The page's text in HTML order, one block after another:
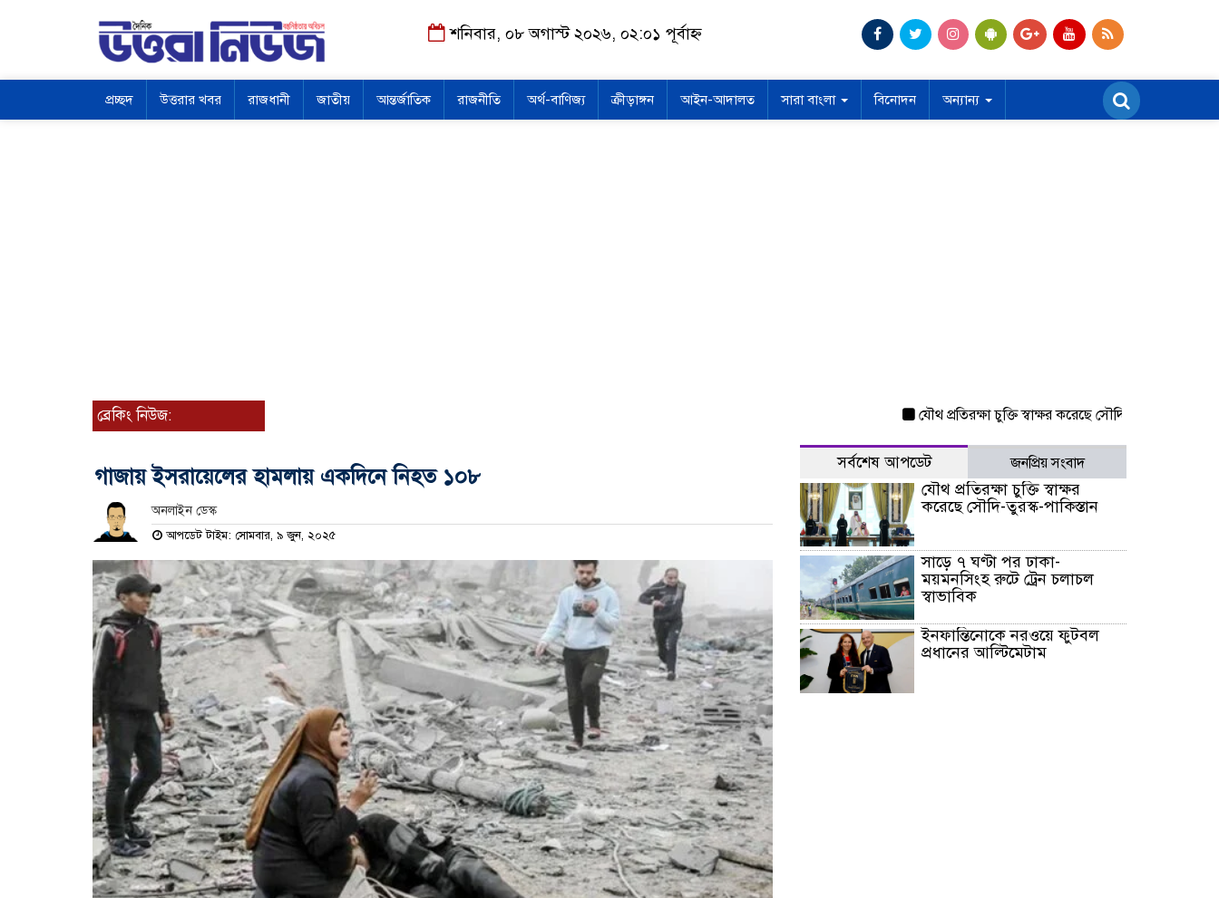
শনিবার, ০৮ অগাস্ট ২০২৬, ০২:০১ পূর্বাহ্ন
প্রচ্ছদ উত্তরার খবর রাজধানী জাতীয় আন্তর্জাতিক রাজনীতি অর্থ-বাণিজ্য ক্রীড়াঙ্গন আইন-আদালত সারা বাংলা বিনোদন অন্যান্য
ব্রেকিং নিউজ: যৌথ প্রতিরক্ষা চুক্তি স্বাক্ষর করেছে সৌদি-তুরস্ক-পাকিস্তান
গাজায় ইসরায়েলের হামলায় একদিনে নিহত ১০৮
অনলাইন ডেস্ক
আপডেট টাইম: সোমবার, ৯ জুন, ২০২৫
সর্বশেষ আপডেট জনপ্রিয় সংবাদ
যৌথ প্রতিরক্ষা চুক্তি স্বাক্ষর
করেছে সৌদি-তুরস্ক-পাকিস্তান
সাড়ে ৭ ঘণ্টা পর ঢাকা-
ময়মনসিংহ রুটে ট্রেন চলাচল
স্বাভাবিক
ইনফান্তিনোকে নরওয়ে ফুটবল
প্রধানের আল্টিমেটাম